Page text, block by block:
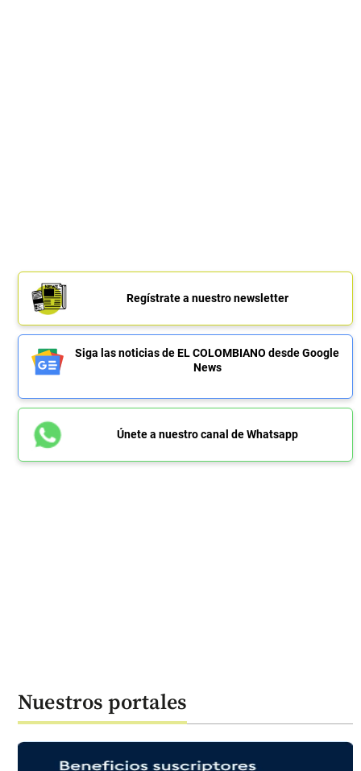
Regístrate a nuestro newsletter
Siga las noticias de EL COLOMBIANO desde Google
News
Únete a nuestro canal de Whatsapp
Nuestros portales